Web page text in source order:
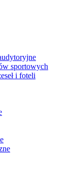
sportowych
i foteli